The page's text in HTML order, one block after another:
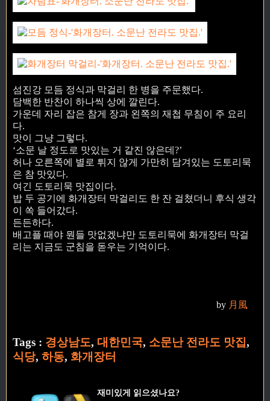
섬진강 모듬 정식과 막걸리 한 병을 주문했다.
담백한 반찬이 하나씩 상에 깔린다.
가운데 자리 잡은 참게 장과 왼쪽의 재첩 무침이 주 요리
다.
맛이 그냥 그렇다.
‘소문 날 정도로 맛있는 거 같진 않은데?’
허나 오른쪽에 별로 튀지 않게 가만히 담겨있는 도토리묵
은 참 맛있다.
여긴 도토리묵 맛집이다.
밥 두 공기에 화개장터 막걸리도 한 잔 걸쳤더니 후식 생각
이 쏙 들어갔다.
든든하다.
배고플 때야 뭔들 맛없겠냐만 도토리묵에 화개장터 막걸
리는 지금도 군침을 돋우는 기억이다.
by 月風
Tags : 경상남도, 대한민국, 소문난 전라도 맛집,
식당, 하동, 화개장터
재미있게 읽으셨나요?